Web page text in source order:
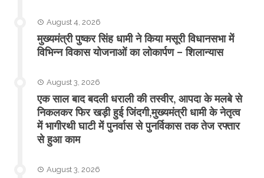
August 4, 2026
मुख्यमंत्री पुष्कर सिंह धामी ने किया मसूरी विधानसभा में
विभिन्न विकास योजनाओं का लोकार्पण – शिलान्यास
August 3, 2026
एक साल बाद बदली धराली की तस्वीर, आपदा के मलबे से
निकलकर फिर खड़ी हुई जिंदगी,मुख्यमंत्री धामी के नेतृत्व
में भागीरथी घाटी में पुनर्वास से पुनर्विकास तक तेज रफ्तार
से हुआ काम
August 3, 2026